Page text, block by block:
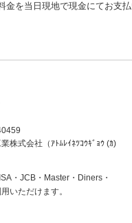
金を当日現地で現金にてお支払
株式会社（ｱﾄﾑﾚｲﾈﾂｺｳｷﾞｮｳ (ｶ)
・JCB・Master・Diners・
いただけます。